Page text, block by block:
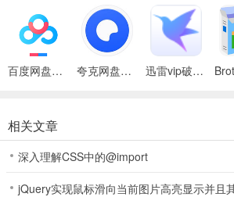
百度网盘绿色免安装Pc电脑版 夸克网盘官方正式版 迅雷vip破解版永久会员2024版
相关文章
深入理解CSS中的@import
jQuery实现鼠标滑向当前图片高亮显示并且